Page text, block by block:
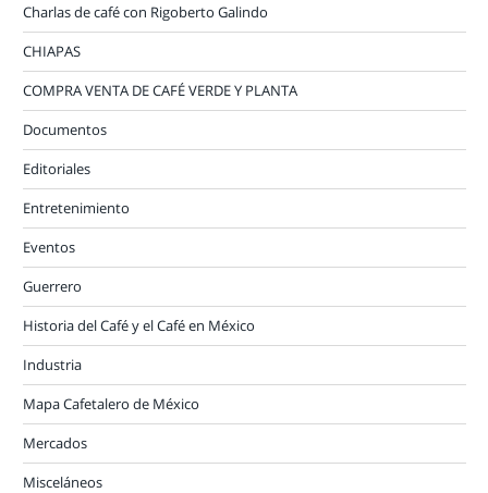
Charlas de café con Rigoberto Galindo
CHIAPAS
COMPRA VENTA DE CAFÉ VERDE Y PLANTA
Documentos
Editoriales
Entretenimiento
Eventos
Guerrero
Historia del Café y el Café en México
Industria
Mapa Cafetalero de México
Mercados
Misceláneos